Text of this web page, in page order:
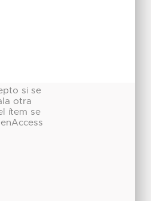
si se
otra
ítem se